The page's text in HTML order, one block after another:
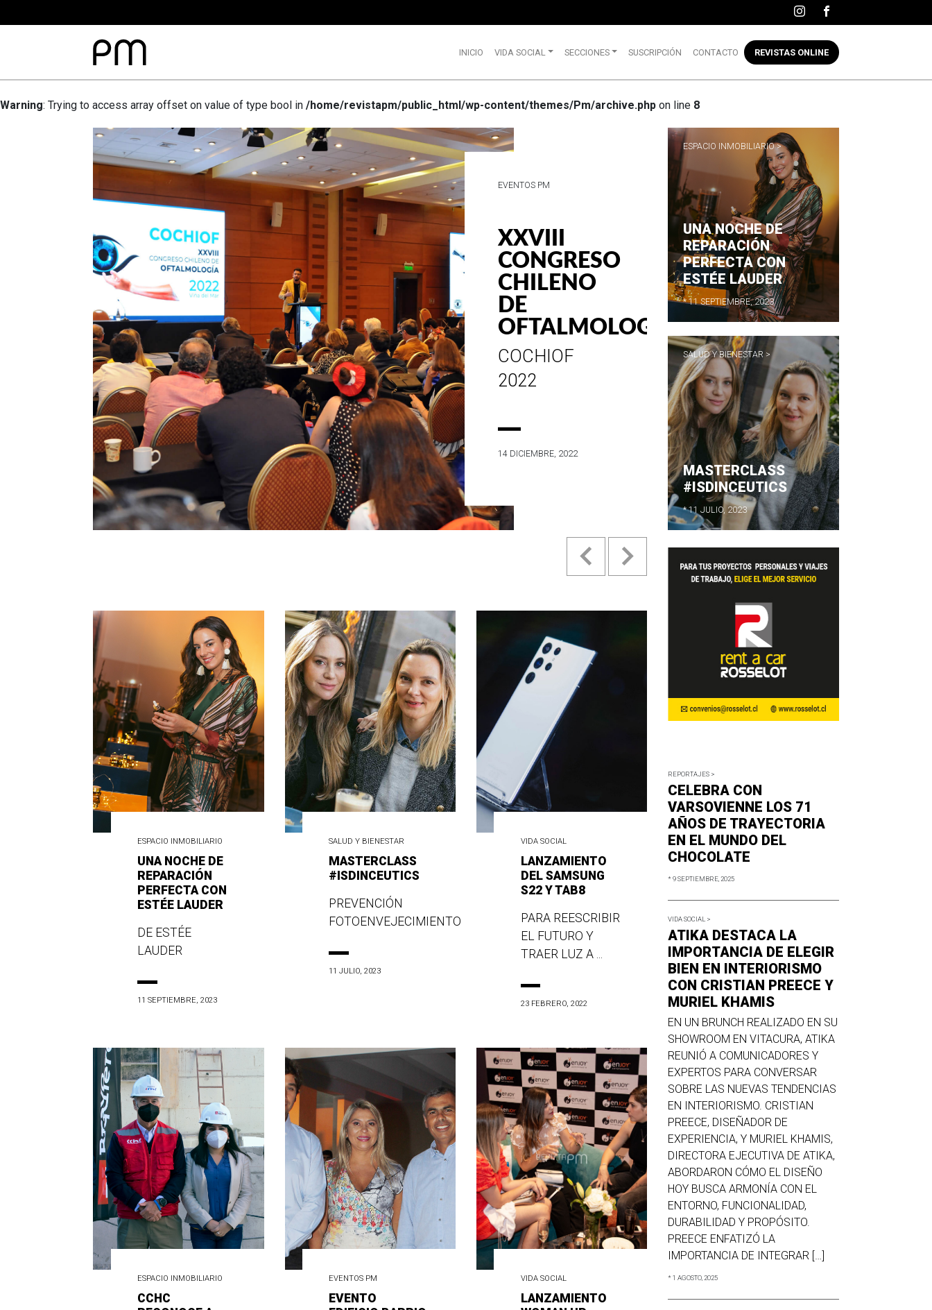
INICIO VIDA SOCIAL SECCIONES SUSCRIPCIÓN CONTACTO REVISTAS ONLINE
Warning: Trying to access array offset on value of type bool in /home/revistapm/public_html/wp-content/themes/Pm/archive.php on line 8
VIDA SOCIAL
WRANGLER
CELEBRA
SUS 75
AÑOS DE
ESTILO E
HISTORIA
EN SU MES DE
Previous Next
ESPACIO INMOBILIARIO
UNA NOCHE DE
REPARACIÓN
PERFECTA CON
ESTÉE LAUDER
DE ESTÉE
LAUDER
11 SEPTIEMBRE, 2023
SALUD Y BIENESTAR
MASTERCLASS
#ISDINCEUTICS
PREVENCIÓN
FOTOENVEJECIMIENTO
11 JULIO, 2023
VIDA SOCIAL
LANZAMIENTO
DEL SAMSUNG
S22 Y TAB8
PARA REESCRIBIR
EL FUTURO Y
TRAER LUZ A ...
23 FEBRERO, 2022
ESPACIO INMOBILIARIO
CCHC
EVENTOS PM
EVENTO
VIDA SOCIAL
LANZAMIENTO
ESPACIO INMOBILIARIO >
UNA NOCHE DE
REPARACIÓN
PERFECTA CON
ESTÉE LAUDER
* 11 SEPTIEMBRE, 2023
SALUD Y BIENESTAR >
MASTERCLASS
#ISDINCEUTICS
* 11 JULIO, 2023
REPORTAJES >
CELEBRA CON
VARSOVIENNE LOS 71
AÑOS DE TRAYECTORIA
EN EL MUNDO DEL
CHOCOLATE
* 9 SEPTIEMBRE, 2025
VIDA SOCIAL >
ATIKA DESTACA LA
IMPORTANCIA DE ELEGIR
BIEN EN INTERIORISMO
CON CRISTIAN PREECE Y
MURIEL KHAMIS
EN UN BRUNCH REALIZADO EN SU
SHOWROOM EN VITACURA, ATIKA
REUNIÓ A COMUNICADORES Y
EXPERTOS PARA CONVERSAR
SOBRE LAS NUEVAS TENDENCIAS
EN INTERIORISMO. CRISTIAN
PREECE, DISEÑADOR DE
EXPERIENCIA, Y MURIEL KHAMIS,
DIRECTORA EJECUTIVA DE ATIKA,
ABORDARON CÓMO EL DISEÑO
HOY BUSCA ARMONÍA CON EL
ENTORNO, FUNCIONALIDAD,
DURABILIDAD Y PROPÓSITO.
PREECE ENFATIZÓ LA
IMPORTANCIA DE INTEGRAR […]
* 1 AGOSTO, 2025